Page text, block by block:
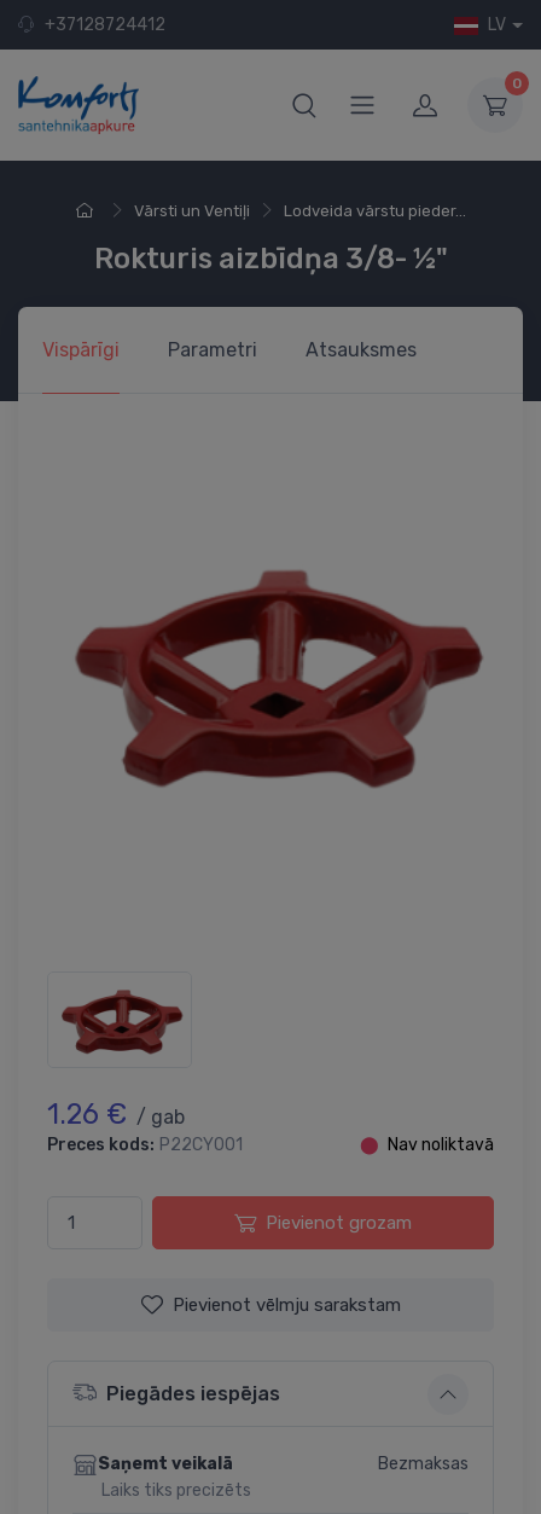
+37128724412 LV
0
Vārsti un Ventiļi Lodveida vārstu pieder...
Rokturis aizbīdņa 3/8- ½"
Vispārīgi Parametri Atsauksmes
1.26 € / gab
Preces kods: P22CY001 ⬤ Nav noliktavā
Pievienot grozam
Pievienot vēlmju sarakstam
Piegādes iespējas
Saņemt veikalā
Laiks tiks precizēts
Bezmaksas